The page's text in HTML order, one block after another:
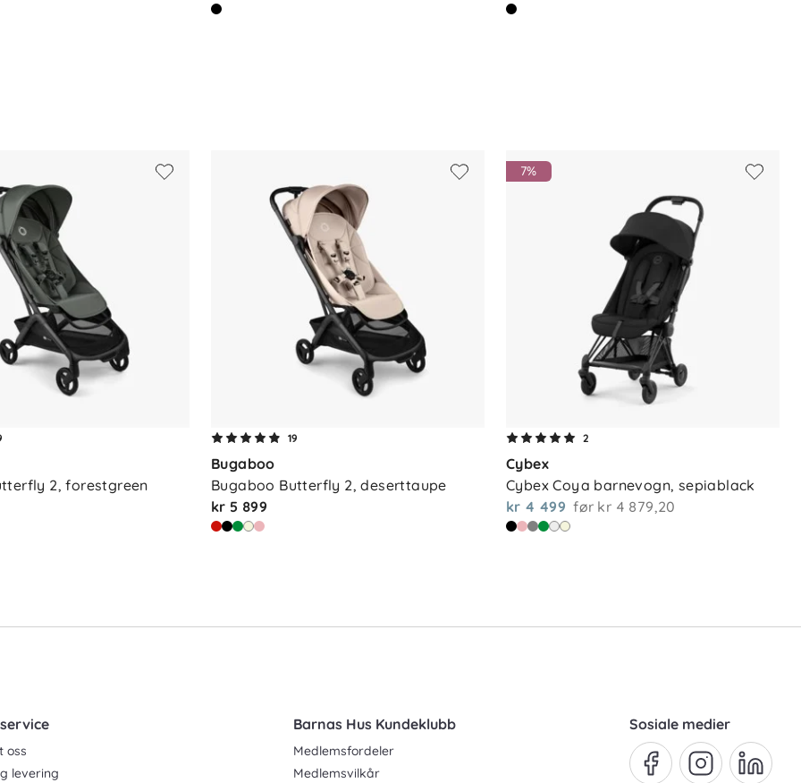
justerbart fotbrett
panel
2, forestgreen
19
Bugaboo
Bugaboo Butterfly 2, deserttaupe
kr 5 899
7%
2
Cybex
Cybex Coya barnevogn, sepiablack
kr 4 499 før kr 4 879,20
oss
levering
Barnas Hus Kundeklubb
Medlemsfordeler
Medlemsvilkår
Sosiale medier